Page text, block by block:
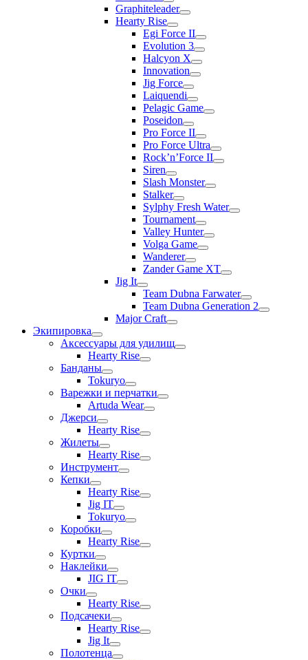
Graphiteleader
Hearty Rise
Egi Force II
Evolution 3
Halcyon X
Innovation
Jig Force
Laiquendi
Pelagic Game
Poseidon
Pro Force II
Pro Force Ultra
Rock’n’Force II
Siren
Slash Monster
Stalker
Sylphy Fresh Water
Tournament
Valley Hunter
Volga Game
Wanderer
Zander Game XT
Jig It
Team Dubna Farwater
Team Dubna Generation 2
Major Craft
Экипировка
Аксессуары для удилищ
Hearty Rise
Банданы
Tokuryo
Варежки и перчатки
Artuda Wear
Джерси
Hearty Rise
Жилеты
Hearty Rise
Инструмент
Кепки
Hearty Rise
Jig IT
Tokuryo
Коробки
Hearty Rise
Куртки
Наклейки
JIG IT
Очки
Hearty Rise
Подсачеки
Hearty Rise
Jig It
Полотенца